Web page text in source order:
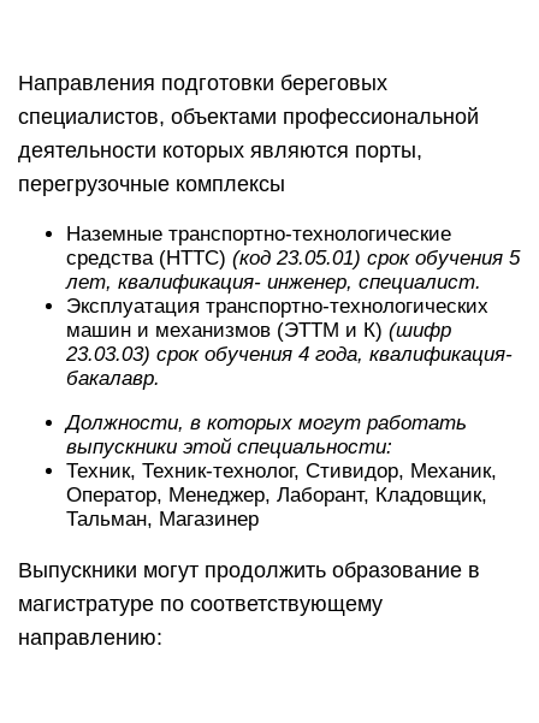
Направления подготовки береговых
специалистов, объектами профессиональной
деятельности которых являются порты,
перегрузочные комплексы
Наземные транспортно-технологические
средства (НТТС) (код 23.05.01) срок обучения 5
лет, квалификация- инженер, специалист.
Эксплуатация транспортно-технологических
машин и механизмов (ЭТТМ и К) (шифр
23.03.03) срок обучения 4 года, квалификация-
бакалавр.
Должности, в которых могут работать
выпускники этой специальности:
Техник, Техник-технолог, Стивидор, Механик,
Оператор, Менеджер, Лаборант, Кладовщик,
Тальман, Магазинер
Выпускники могут продолжить образование в
магистратуре по соответствующему
направлению: